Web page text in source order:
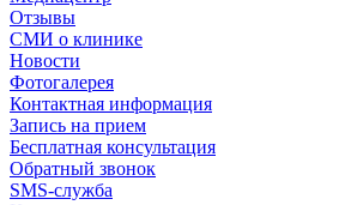
Отзывы
СМИ о клинике
Новости
Фотогалерея
Контактная информация
Запись на прием
Бесплатная консультация
Обратный звонок
SMS-служба